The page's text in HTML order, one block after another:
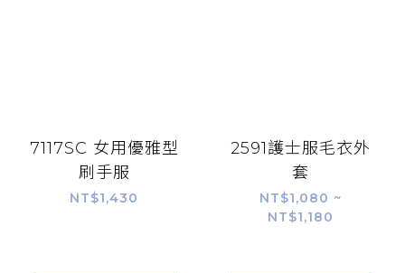
7117SC 女用優雅型
刷手服
NT$1,430
2591護士服毛衣外
套
NT$1,080 ~
NT$1,180